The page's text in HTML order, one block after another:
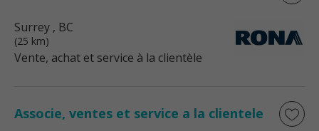
Surrey , BC
(25 km)
Vente, achat et service à la clientèle
Associe, ventes et service a la clientele